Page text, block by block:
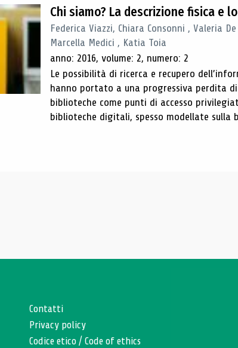
Chi siamo? La descrizione fisica e
Federica Viazzi, Chiara Consonni , Valeria
Marcella Medici , Katia Toia
anno: 2016, volume: 2, numero: 2
Le possibilità di ricerca e recupero
hanno portato a una progressiva perdita
biblioteche come punti di accesso
biblioteche digitali, spesso modellate sulla
Contatti
Privacy policy
Codice etico /Code of ethics